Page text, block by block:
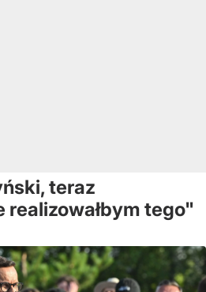
teraz
tego"